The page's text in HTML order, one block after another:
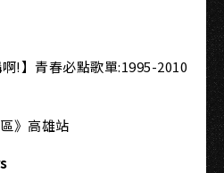
啊!】青春必點歌單:1995-2010
》高雄站